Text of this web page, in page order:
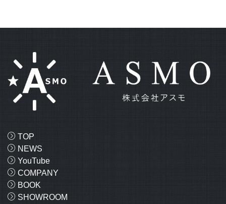
TOP
NEWS
YouTube
COMPANY
BOOK
SHOWROOM